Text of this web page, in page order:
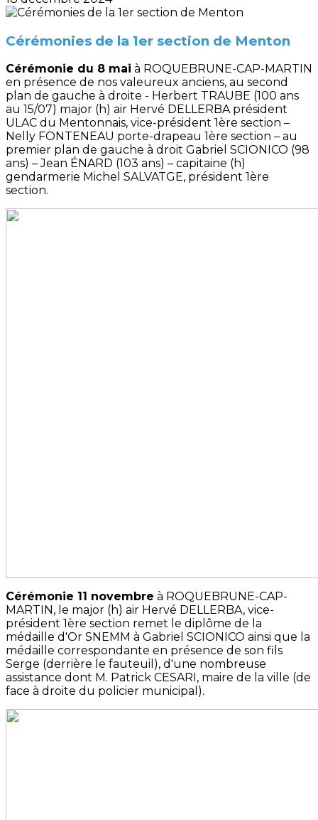
Cérémonies de la 1er section de Menton
Cérémonie du 8 mai à ROQUEBRUNE-CAP-MARTIN
en présence de nos valeureux anciens, au second
plan de gauche à droite - Herbert TRAUBE (100 ans
au 15/07) major (h) air Hervé DELLERBA président
ULAC du Mentonnais, vice-président 1ère section –
Nelly FONTENEAU porte-drapeau 1ère section – au
premier plan de gauche à droit Gabriel SCIONICO (98
ans) – Jean ÉNARD (103 ans) – capitaine (h)
gendarmerie Michel SALVATGE, président 1ère
section.
Cérémonie 11 novembre à ROQUEBRUNE-CAP-
MARTIN, le major (h) air Hervé DELLERBA, vice-
président 1ère section remet le diplôme de la
médaille d'Or SNEMM à Gabriel SCIONICO ainsi que la
médaille correspondante en présence de son fils
Serge (derrière le fauteuil), d'une nombreuse
assistance dont M. Patrick CESARI, maire de la ville (de
face à droite du policier municipal).